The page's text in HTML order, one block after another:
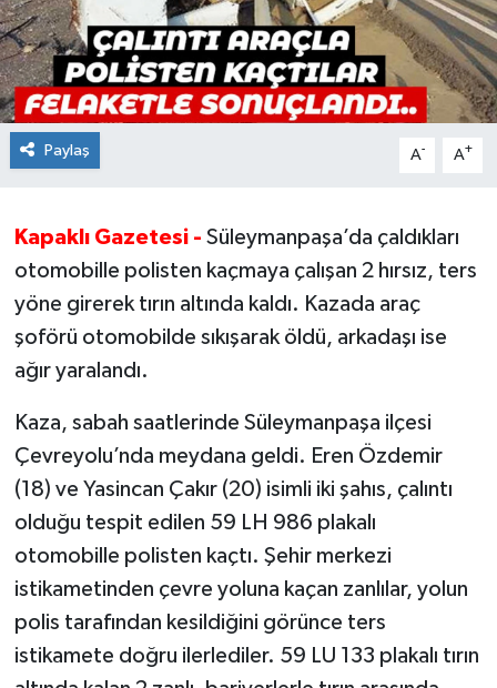
Paylaş A- A+
Kapaklı Gazetesi - Süleymanpaşa’da çaldıkları
otomobille polisten kaçmaya çalışan 2 hırsız, ters
yöne girerek tırın altında kaldı. Kazada araç
şoförü otomobilde sıkışarak öldü, arkadaşı ise
ağır yaralandı.
Kaza, sabah saatlerinde Süleymanpaşa ilçesi
Çevreyolu’nda meydana geldi. Eren Özdemir
(18) ve Yasincan Çakır (20) isimli iki şahıs, çalıntı
olduğu tespit edilen 59 LH 986 plakalı
otomobille polisten kaçtı. Şehir merkezi
istikametinden çevre yoluna kaçan zanlılar, yolun
polis tarafından kesildiğini görünce ters
istikamete doğru ilerlediler. 59 LU 133 plakalı tırın